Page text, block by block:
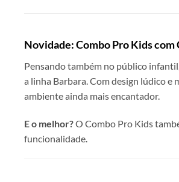
Novidade: Combo Pro Kids
Pensando também no público
a linha Barbara. Com design lúdico e
ambiente ainda mais encantador.
E o melhor?O Combo Pro Kids
funcionalidade.